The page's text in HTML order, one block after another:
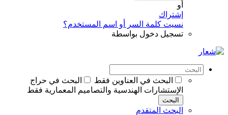
أو
إشتراك
نسيت كلمة السر أو اسم المستخدم؟
تسجيل دخول بواسطة
البحث في العناوين فقط
البحث في حراج
الإستشارات الهندسية والتصاميم المعمارية فقط
البحث
البحث المتقدم